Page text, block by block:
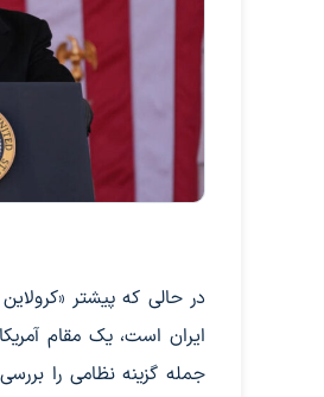
در حالی که پیشتر
ایران است، یک مقام
جمله گزینه نظامی را